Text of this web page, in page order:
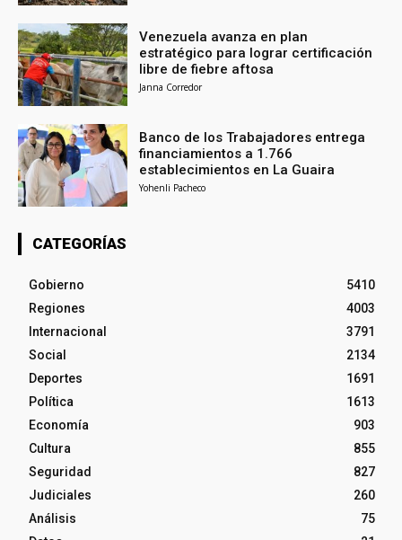
Venezuela avanza en plan
estratégico para lograr certificación
libre de fiebre aftosa
Janna Corredor
Banco de los Trabajadores entrega
financiamientos a 1.766
establecimientos en La Guaira
Yohenli Pacheco
CATEGORÍAS
Gobierno
5410
Regiones
4003
Internacional
3791
Social
2134
Deportes
1691
Política
1613
Economía
903
Cultura
855
Seguridad
827
Judiciales
260
Análisis
75